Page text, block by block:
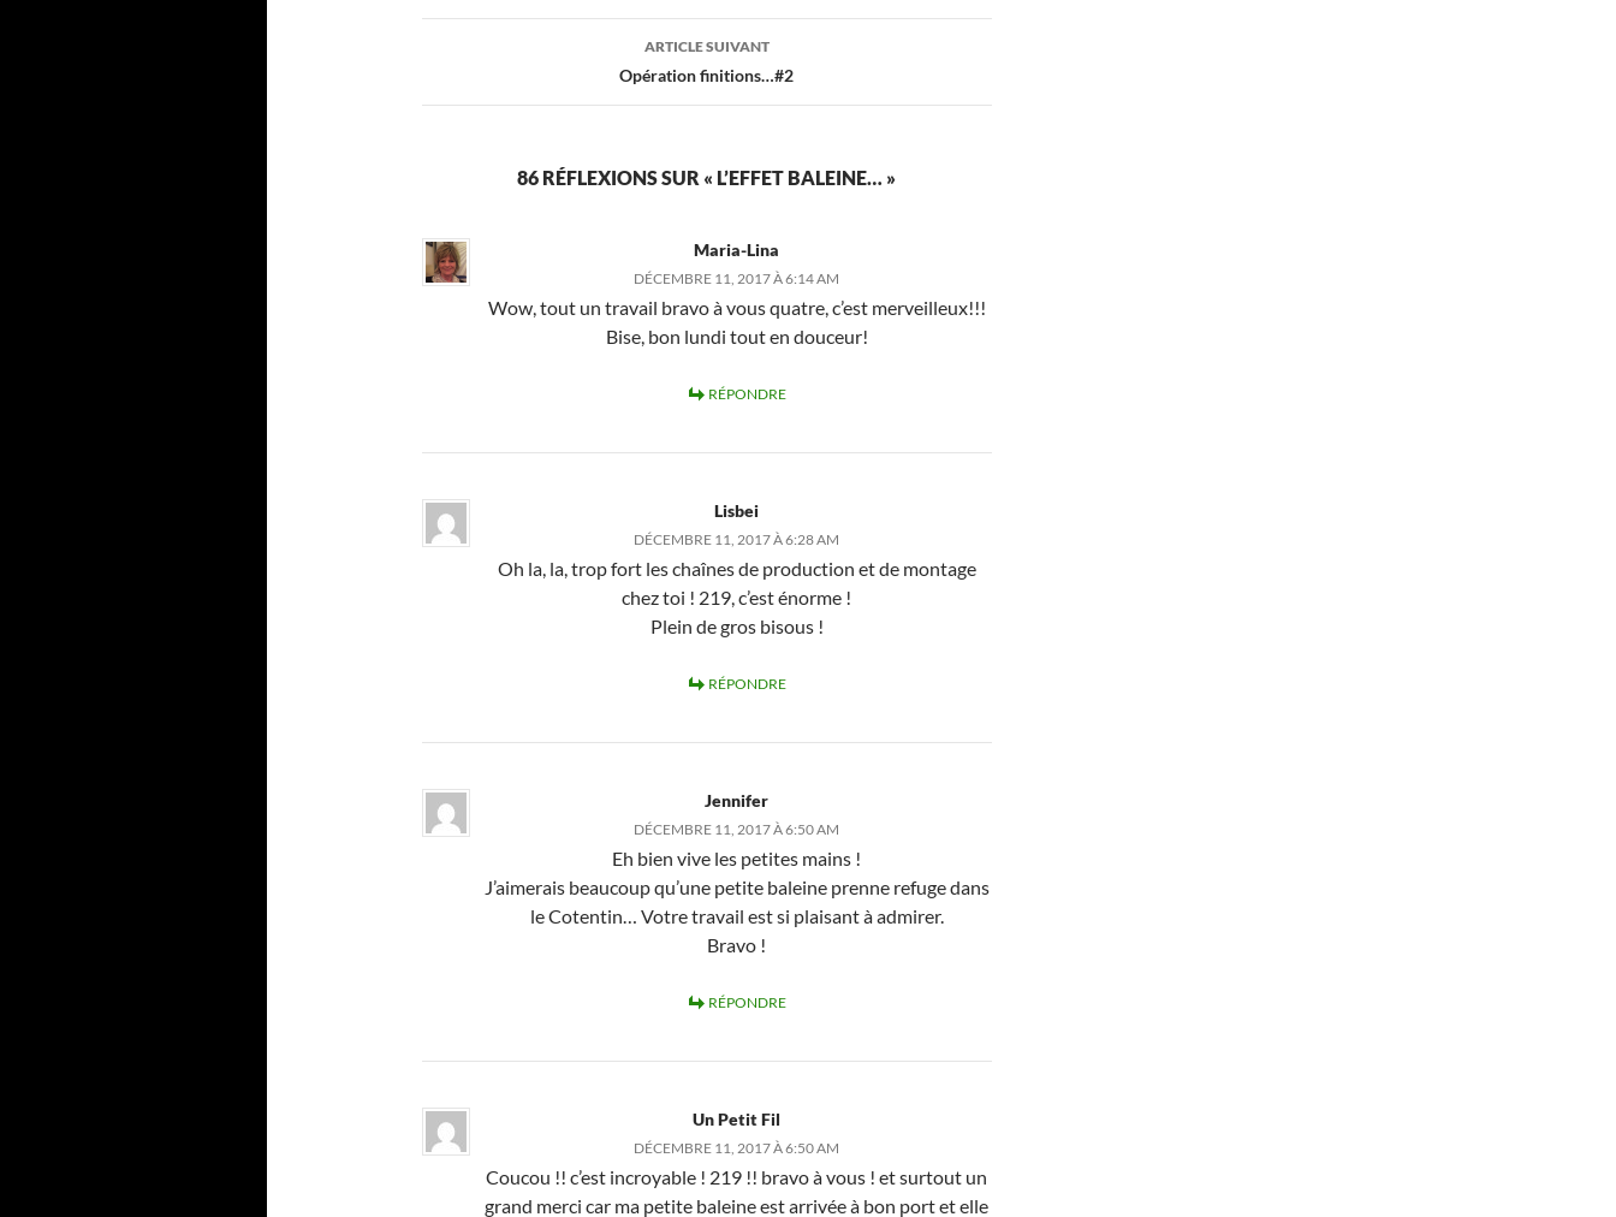
ARTICLE SUIVANT
Opération finitions…#2
86 RÉFLEXIONS SUR « L’EFFET BALEINE… »
Maria-Lina
DÉCEMBRE 11, 2017 À 6:14 AM
Wow, tout un travail bravo à vous quatre, c’est merveilleux!!!
Bise, bon lundi tout en douceur!
RÉPONDRE
Lisbei
DÉCEMBRE 11, 2017 À 6:28 AM
Oh la, la, trop fort les chaînes de production et de montage
chez toi ! 219, c’est énorme !
Plein de gros bisous !
RÉPONDRE
Jennifer
DÉCEMBRE 11, 2017 À 6:50 AM
Eh bien vive les petites mains !
J’aimerais beaucoup qu’une petite baleine prenne refuge dans
le Cotentin… Votre travail est si plaisant à admirer.
Bravo !
RÉPONDRE
Un Petit Fil
DÉCEMBRE 11, 2017 À 6:50 AM
Coucou !! c’est incroyable ! 219 !! bravo à vous ! et surtout un
grand merci car ma petite baleine est arrivée à bon port et elle